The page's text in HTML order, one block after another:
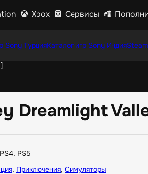
Xbox Сервисы
Sony ТурцияКаталог игр Sony ИндияSteam
Dreamlight
PS4, PS5
, Приключения, Симуляторы